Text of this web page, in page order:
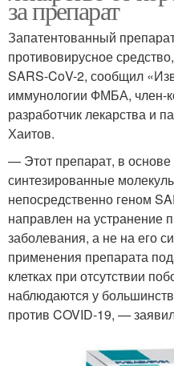
за препарат
Запатентованный
противовирусное
SARS-CoV-2, сообщил
иммунологии ФМБА, член-
разработчик лекарства и
Хаитов.
— Этот препарат, в основе
синтезированные
непосредственно геном
направлен на устранение
заболевания, а не на его
применения препарата
клетках при отсутствии
наблюдаются у
против COVID-19, —